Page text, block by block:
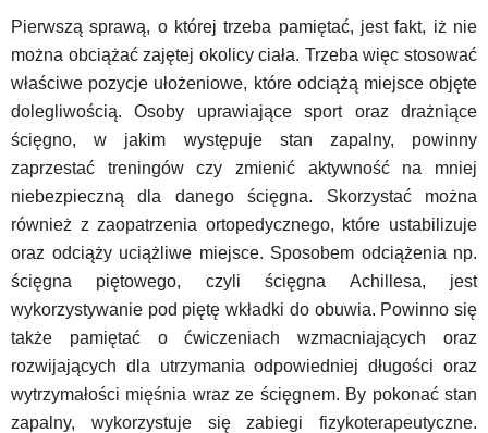
Pierwszą sprawą, o której trzeba pamiętać, jest fakt, iż nie
można obciążać zajętej okolicy ciała. Trzeba więc stosować
właściwe pozycje ułożeniowe, które odciążą miejsce objęte
dolegliwością. Osoby uprawiające sport oraz drażniące
ścięgno, w jakim występuje stan zapalny, powinny
zaprzestać treningów czy zmienić aktywność na mniej
niebezpieczną dla danego ścięgna. Skorzystać można
również z zaopatrzenia ortopedycznego, które ustabilizuje
oraz odciąży uciążliwe miejsce. Sposobem odciążenia np.
ścięgna piętowego, czyli ścięgna Achillesa, jest
wykorzystywanie pod piętę wkładki do obuwia. Powinno się
także pamiętać o ćwiczeniach wzmacniających oraz
rozwijających dla utrzymania odpowiedniej długości oraz
wytrzymałości mięśnia wraz ze ścięgnem. By pokonać stan
zapalny, wykorzystuje się zabiegi fizykoterapeutyczne.